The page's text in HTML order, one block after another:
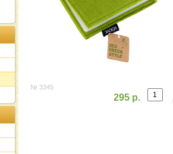
№ 3345
295 р.